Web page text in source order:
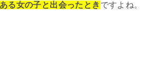
る女の子と出会ったとき ですよね。